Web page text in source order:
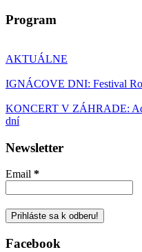
Program
AKTUÁLNE
IGNÁCOVE DNI: Festival
KONCERT V ZÁHRADE:
dní
Newsletter
Email *
Facebook